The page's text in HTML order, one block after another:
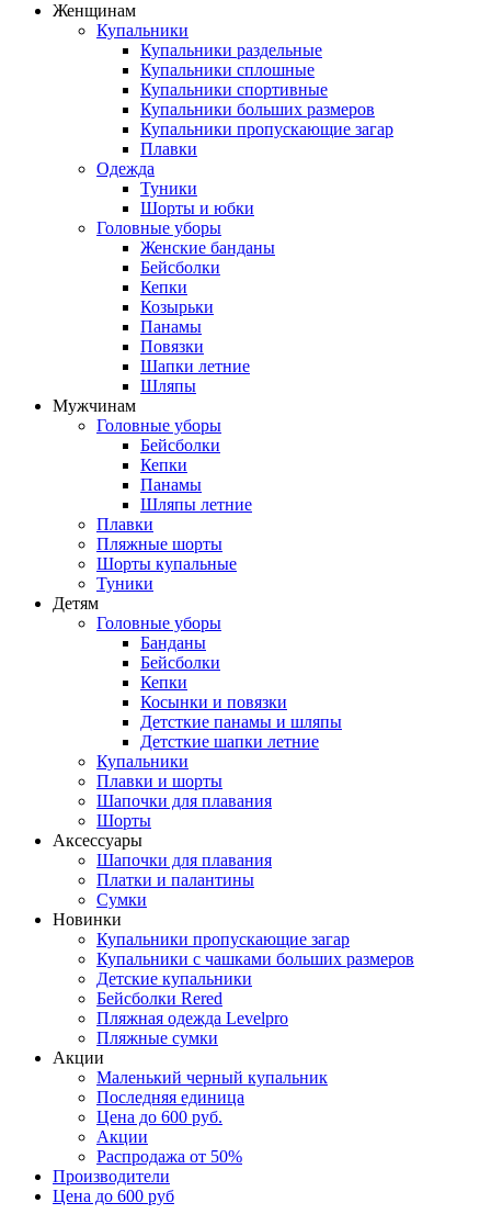
Женщинам
Купальники
Купальники раздельные
Купальники сплошные
Купальники спортивные
Купальники больших размеров
Купальники пропускающие загар
Плавки
Одежда
Туники
Шорты и юбки
Головные уборы
Женские банданы
Бейсболки
Кепки
Козырьки
Панамы
Повязки
Шапки летние
Шляпы
Мужчинам
Головные уборы
Бейсболки
Кепки
Панамы
Шляпы летние
Плавки
Пляжные шорты
Шорты купальные
Туники
Детям
Головные уборы
Банданы
Бейсболки
Кепки
Косынки и повязки
Детсткие панамы и шляпы
Детсткие шапки летние
Купальники
Плавки и шорты
Шапочки для плавания
Шорты
Аксессуары
Шапочки для плавания
Платки и палантины
Сумки
Новинки
Купальники пропускающие загар
Купальники с чашками больших размеров
Детские купальники
Бейсболки Rered
Пляжная одежда Levelpro
Пляжные сумки
Акции
Маленький черный купальник
Последняя единица
Цена до 600 руб.
Акции
Распродажа от 50%
Производители
Цена до 600 руб